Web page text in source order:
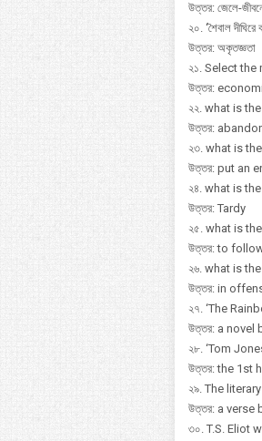
উত্তর: জেলে-
২০. ‘শৈবাল
উত্তর: অকৃতজ্ঞতা
২১. Select the
উত্তর:
২২. what is
উত্তর:
২৩. what is
উত্তর: put an
২৪. what is
উত্তর: Tardy
২৫. what is
উত্তর: to
২৬. what is
উত্তর: in
২৭. ‘The
উত্তর: a novel
২৮. ‘Tom
উত্তর: the 1st
২৯. The
উত্তর: a verse
৩০. T.S. Eliot